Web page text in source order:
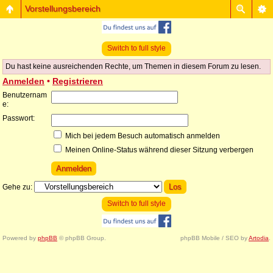
Vorstellungsbereich
Switch to full style
Du hast keine ausreichenden Rechte, um Themen in diesem Forum zu lesen.
Anmelden • Registrieren
Benutzernam
e:
Passwort:
Mich bei jedem Besuch automatisch anmelden
Meinen Online-Status während dieser Sitzung verbergen
Gehe zu:
Switch to full style
Powered by phpBB © phpBB Group. phpBB Mobile / SEO byArtodia